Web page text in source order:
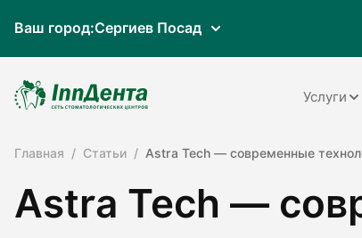
Ваш город:Сергиев Посад
Услуги
Главная Статьи Astra Tech — современные
Astra Tech —